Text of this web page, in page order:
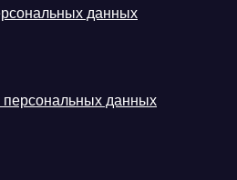
данных
персональных данных